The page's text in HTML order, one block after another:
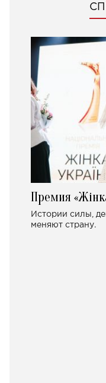
Премия
Истории силы,
меняют страну.